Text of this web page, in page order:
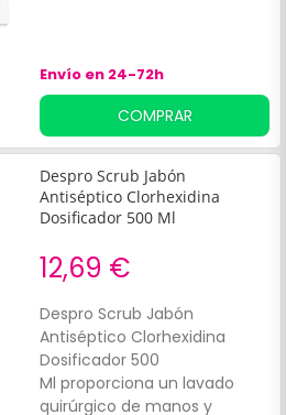
Envío en 24-72h
COMPRAR
Despro Scrub Jabón
Antiséptico Clorhexidina
Dosificador 500 Ml
12,69 €
Despro Scrub Jabón
Antiséptico Clorhexidina
Dosificador 500
Ml proporciona un lavado
quirúrgico de manos y